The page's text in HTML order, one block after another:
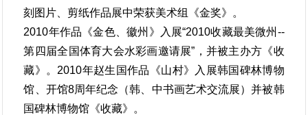
刻图片、剪纸作品展中荣获美术组《金奖》。
2010年作品《金色、徽州》入展“2010收藏最美微州--
第四届全国体育大会水彩画邀请展”，并被主办方《收
藏》。2010年赵生国作品《山村》入展韩国碑林博物
馆、开馆8周年纪念（韩、中书画艺术交流展）并被韩
国碑林博物馆《收藏》。